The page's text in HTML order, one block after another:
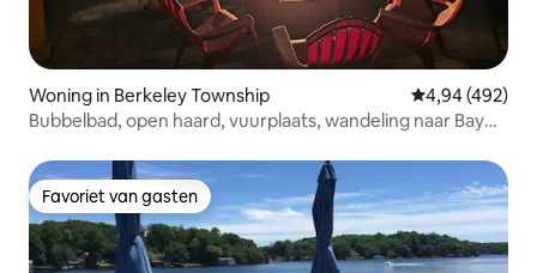
Woning in Berkeley Township Gemiddelde
4,94 (492)
Bubbelbad, open haard, vuurplaats, wandeling naar Bay
Favoriet van gasten
Favoriet van gasten